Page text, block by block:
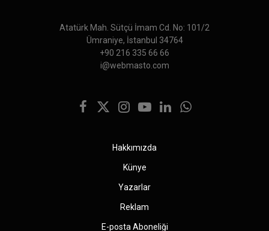
Atatürk Mah. Sütçü İmam Cd. No: 101/2
Ümraniye, İstanbul 34764
+90 216 335 66 66
i@webmasto.com
Facebook
X
Instagram
YouTubeLinkedInWhatsApp
Hakkımızda
Künye
Yazarlar
Reklam
E-posta Aboneliği